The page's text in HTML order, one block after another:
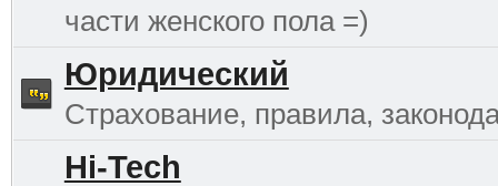
части женского пола =)
Юридический
Страхование, правила,
Hi-Tech